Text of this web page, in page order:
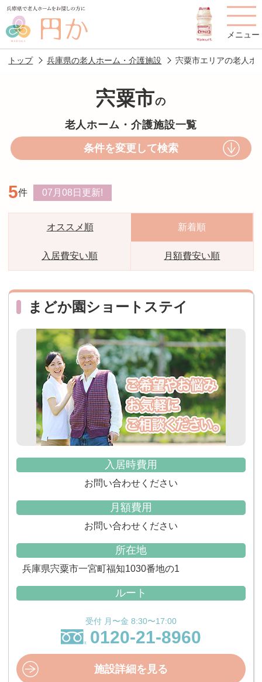
メニュー
老人ホームを
円かについて 費用について
老人ホームの種類
スタッフ紹介
おすすめ施設特集 施設関係者の方へ
トップ 兵庫県の老人ホーム・介護施設 宍粟市エリアの老人ホ
宍粟市の
老人ホーム・介護施設一覧
条件を変更して検索
5件 07月08日 更新!
オススメ順 新着順
入居費安い順 月額費安い順
まどか園ショートステイ
入居時費用
お問い合わせください
月額費用
お問い合わせください
所在地
兵庫県宍粟市一宮町福知1030番地の1
ルート
受付 月〜金 8:30〜17:00
0120-21-8960
施設詳細を見る